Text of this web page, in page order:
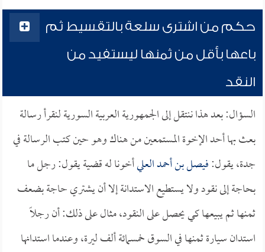
حكم من اشترى سلعة بالتقسيط ثم
باعها بأقل من ثمنها ليستفيد من
النقد
السؤال: بعد هذا ننتقل إلى الجمهورية العربية السورية لنقرأ رسالة
بعث بها أحد الإخوة المستمعين من هناك وهو حين كتب الرسالة في
جدة، يقول:فيصل بن أحمد العليأخونا له قضية يقول: رجل ما
بحاجة إلى نقود ولا يستطيع الاستدانة إلا أن يشتري حاجة بضعف
ثمنها ثم يبيعها كي يحصل على النقود، مثال على ذلك: أن رجلاً
استدان سيارة ثمنها في السوق خمسمائة ألف ليرة، وعندما استدانها